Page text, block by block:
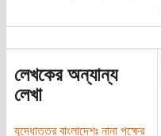
লেখকের অন্যান্য
লেখা
যুদ্ধোত্তর বাংলাদেশঃ নানা পক্ষের